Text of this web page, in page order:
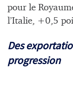
pour le
l’Italie, +0,5
Des
progression